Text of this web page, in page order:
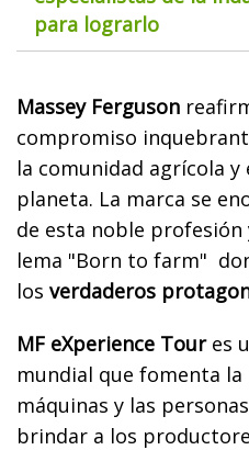
para lograrlo
Massey Ferguson
compromiso
la comunidad agrícola
planeta. La marca se
de esta noble profesión
lema "Born to farm"
los verdaderos
MF eXperience Toures
mundial que fomenta
máquinas y las
brindar a los